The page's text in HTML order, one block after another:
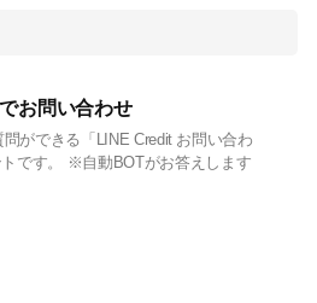
お問い合わせ
ができる「LINE Credit お問い合わ
です。 ※自動BOTがお答えします